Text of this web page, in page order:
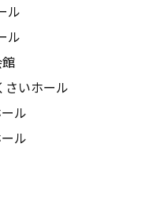
ル
ル
いホール
ル
ル